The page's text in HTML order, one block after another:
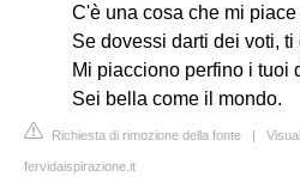
C'è una cosa che mi
Se dovessi darti dei voti,
Mi piacciono perfino i tuoi
Sei bella come il mondo.
Richiesta di rimozione della fonte |
fervidaispirazione.it